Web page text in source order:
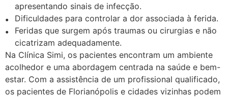
apresentando sinais de infecção.
Dificuldades para controlar a dor associada à ferida.
Feridas que surgem após traumas ou cirurgias e não
cicatrizam adequadamente.
Na Clínica Simi, os pacientes encontram um ambiente
acolhedor e uma abordagem centrada na saúde e bem-
estar. Com a assistência de um profissional qualificado,
os pacientes de Florianópolis e cidades vizinhas podem